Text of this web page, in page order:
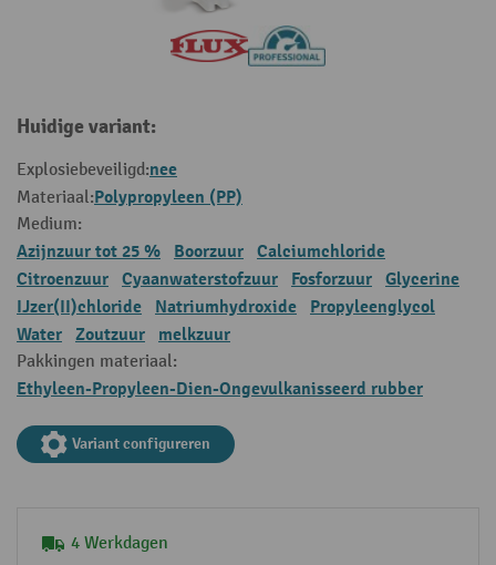
Huidige variant:
Explosiebeveiligd:nee
Materiaal:Polypropyleen (PP)
Medium:
Azijnzuur tot 25 % Boorzuur Calciumchloride
Citroenzuur Cyaanwaterstofzuur Fosforzuur Glycerine
IJzer(II)chloride
Natriumhydroxide
Propyleenglycol
Water Zoutzuur melkzuur
Pakkingen materiaal:
Ethyleen-Propyleen-Dien-Ongevulkanisseerd rubber
Variant configureren
4 Werkdagen